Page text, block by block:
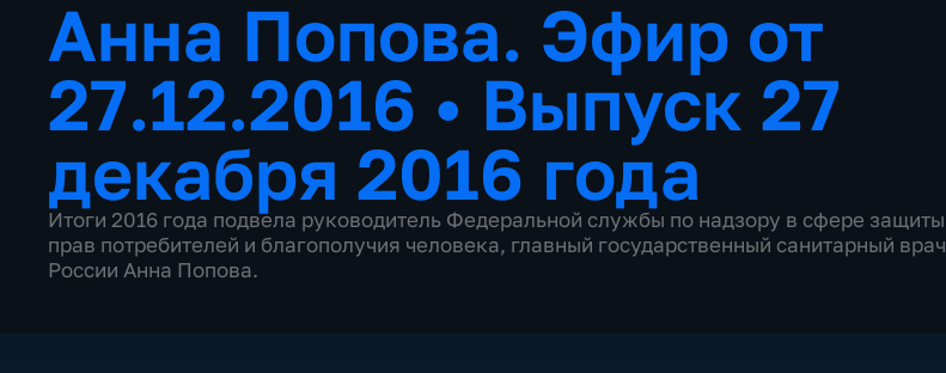
Анна Попова. Эфир от
27.12.2016 • Выпуск 27
декабря 2016 года
Итоги 2016 года подвела руководитель Федеральной службы по надзору в сфере защиты
прав потребителей и благополучия человека, главный государственный санитарный врач
России Анна Попова.